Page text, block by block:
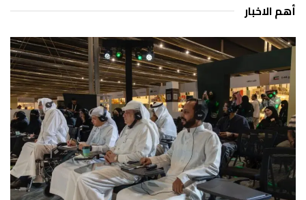
أهم الاخبار